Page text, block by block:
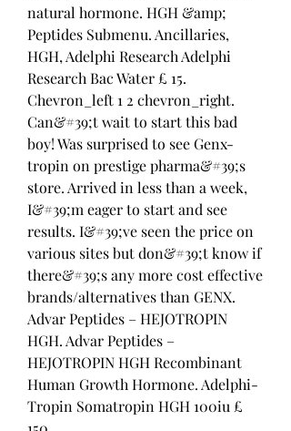
natural hormone. HGH &amp;
Peptides Submenu. Ancillaries,
HGH, Adelphi Research Adelphi
Research Bac Water £ 15.
Chevron_left 1 2 chevron_right.
Can&#39;t wait to start this bad
boy! Was surprised to see Genx-
tropin on prestige pharma&#39;s
store. Arrived in less than a week,
I&#39;m eager to start and see
results. I&#39;ve seen the price on
various sites but don&#39;t know if
there&#39;s any more cost effective
brands/alternatives than GENX.
Advar Peptides – HEJOTROPIN
HGH. Advar Peptides –
HEJOTROPIN HGH Recombinant
Human Growth Hormone. Adelphi-
Tropin Somatropin HGH 100iu £